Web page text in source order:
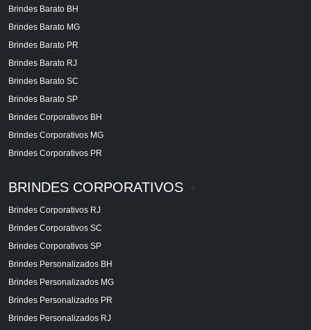
Brindes Barato BH
Brindes Barato MG
Brindes Barato PR
Brindes Barato RJ
Brindes Barato SC
Brindes Barato SP
Brindes Corporativos BH
Brindes Corporativos MG
Brindes Corporativos PR
BRINDES CORPORATIVOS
Brindes Corporativos RJ
Brindes Corporativos SC
Brindes Corporativos SP
Brindes Personalizados BH
Brindes Personalizados MG
Brindes Personalizados PR
Brindes Personalizados RJ